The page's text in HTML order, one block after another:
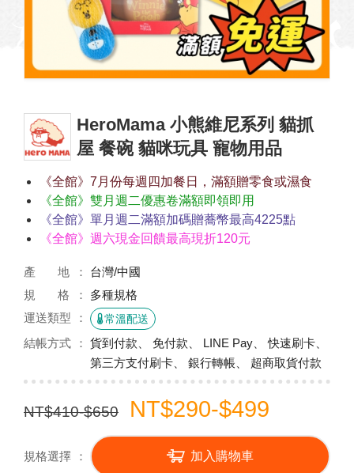
HeroMama 小熊維尼系列 貓抓
屋 餐碗 貓咪玩具 寵物用品
《全館》7月份每週四加餐日，滿額贈零食或濕食
《全館》雙月週二優惠卷滿額即領即用
《全館》單月週二滿額加碼贈蕎幣最高4225點
《全館》週六現金回饋最高現折120元
產 地
台灣/中國
規 格
多種規格
運送類型
常溫配送
結帳方式
貨到付款、 免付款、 LINE Pay、 快速刷卡、
第三方支付刷卡、 銀行轉帳、 超商取貨付款
NT$410-$650 NT$290-$499
規格選擇 加入購物車